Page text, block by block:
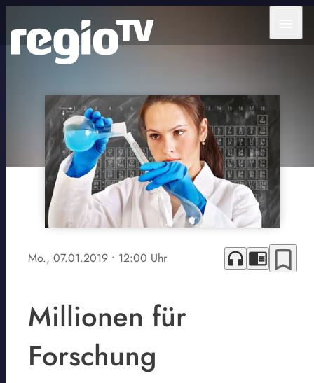
Mo., 07.01.2019 • 12:00 Uhr headphones chrome_reader_mode bookmark_border
Millionen für
Forschung